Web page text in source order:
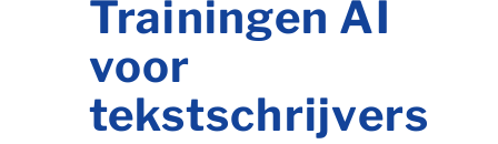
Trainingen AI
voor
tekstschrijvers